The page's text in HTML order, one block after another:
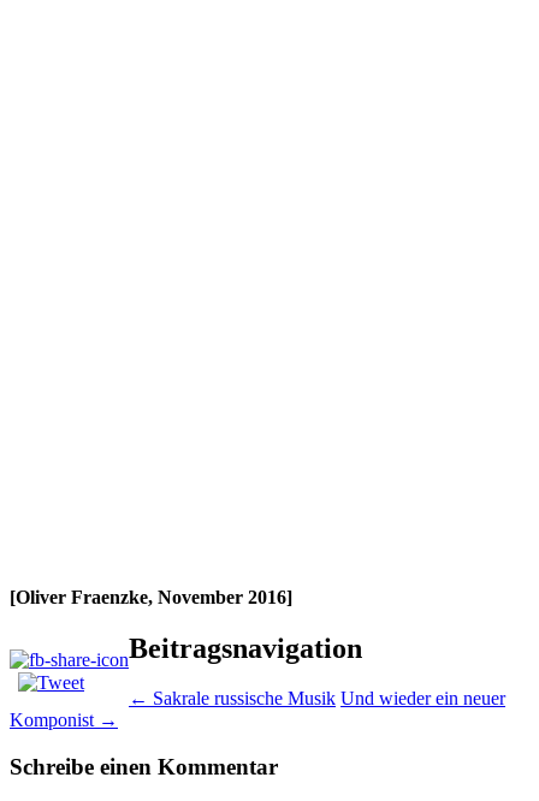
[Oliver Fraenzke, November 2016]
Beitragsnavigation
← Sakrale russische Musik Und wieder ein neuer
Komponist →
Schreibe einen Kommentar